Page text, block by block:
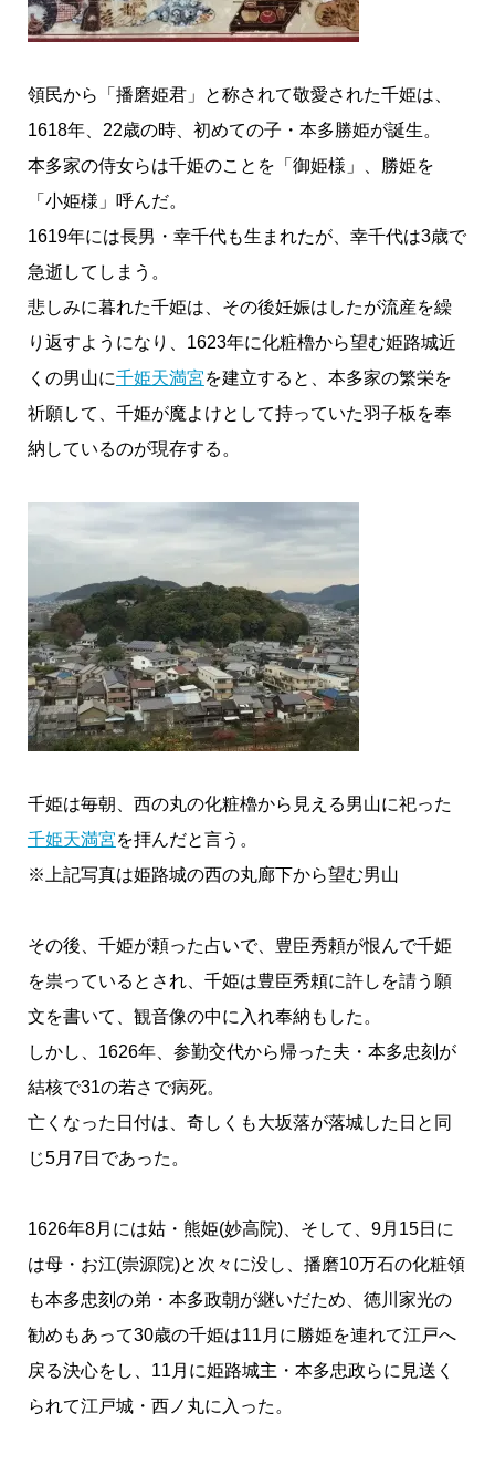
領民から「播磨姫君」と称されて敬愛された千姫は、
1618年、22歳の時、初めての子・本多勝姫が誕生。
本多家の侍女らは千姫のことを「御姫様」、勝姫を
「小姫様」呼んだ。
1619年には長男・幸千代も生まれたが、幸千代は3歳で
急逝してしまう。
悲しみに暮れた千姫は、その後妊娠はしたが流産を繰
り返すようになり、1623年に化粧櫓から望む姫路城近
くの男山に千姫天満宮を建立すると、本多家の繁栄を
祈願して、千姫が魔よけとして持っていた羽子板を奉
納しているのが現存する。
千姫は毎朝、西の丸の化粧櫓から見える男山に祀った
千姫天満宮を拝んだと言う。
※上記写真は姫路城の西の丸廊下から望む男山
その後、千姫が頼った占いで、豊臣秀頼が恨んで千姫
を祟っているとされ、千姫は豊臣秀頼に許しを請う願
文を書いて、観音像の中に入れ奉納もした。
しかし、1626年、参勤交代から帰った夫・本多忠刻が
結核で31の若さで病死。
亡くなった日付は、奇しくも大坂落が落城した日と同
じ5月7日であった。
1626年8月には姑・熊姫(妙高院)、そして、9月15日に
は母・お江(崇源院)と次々に没し、播磨10万石の化粧領
も本多忠刻の弟・本多政朝が継いだため、徳川家光の
勧めもあって30歳の千姫は11月に勝姫を連れて江戸へ
戻る決心をし、11月に姫路城主・本多忠政らに見送く
られて江戸城・西ノ丸に入った。